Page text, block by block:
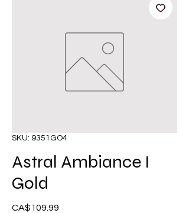
SKU: 9351GO4
Astral Ambiance I
Gold
CA$109.99